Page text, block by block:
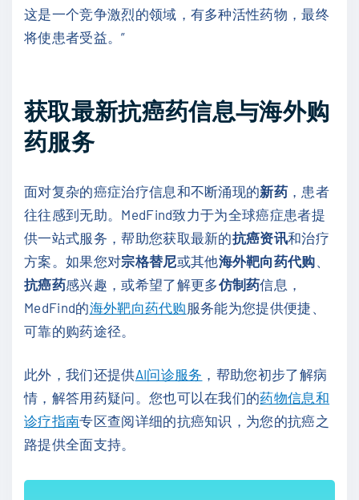
这是一个竞争激烈的领域，有多种活性药物，最终
将使患者受益。”
获取最新抗癌药信息与海外购
药服务
面对复杂的癌症治疗信息和不断涌现的新药 ，患者
往往感到无助。MedFind致力于为全球癌症患者提
供一站式服务，帮助您获取最新的抗癌资讯和治疗
方案。如果您对宗格替尼或其他海外靶向药代购
抗癌药感兴趣，或希望了解更多仿制药信息，
MedFind的海外靶向药代购 服务能为您提供便捷、
可靠的购药途径。
此外，我们还提供AI问诊服务 ，帮助您初步了解病
情，解答用药疑问。您也可以在我们的药物信息和
诊疗指南专区查阅详细的抗癌知识，为您的抗癌之
路提供全面支持。